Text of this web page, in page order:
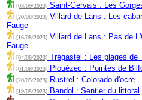
[03/09/2023] Saint-Gervais : Les
[20/08/2023] Villard de Lans : Les
Fauge
[16/08/2023] Villard de Lans : Pas de
Fauge
[04/08/2023] Trégastel : Les plages de
[01/08/2023] Plouézec : Pointes de
[20/05/2023] Rustrel : Colorado d'ocre
[19/05/2023] Bandol : Sentier du littoral